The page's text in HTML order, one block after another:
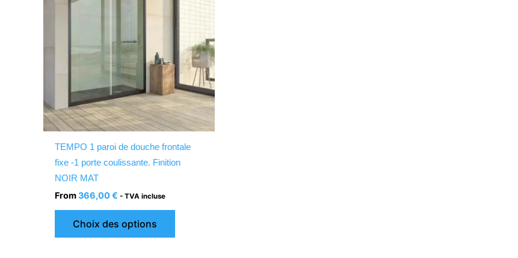
TEMPO 1 paroi de douche frontale
fixe -1 porte coulissante. Finition
NOIR MAT
From366,00€ - TVA incluse
Choix des options
plusieurs
Les
options
peuvent
être
choisies
sur